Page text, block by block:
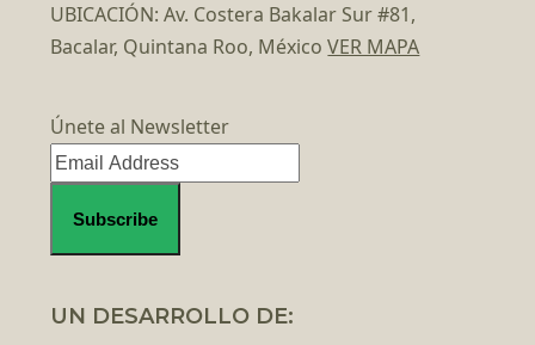
UBICACIÓN: Av. Costera Bakalar Sur #81,
Bacalar, Quintana Roo, MéxicoVER MAPA
Únete al Newsletter
UN DESARROLLO DE: